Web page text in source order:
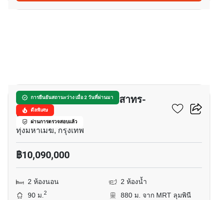
การยืนยันสถานะว่าง เมื่อ 2 วันที่ผ่านมา
ดีลพิเศษ
ผ่านการตรวจสอบแล้ว
ศุภาลัย โอเรียนทัล เพลส สาทร-
สวนพลู
ทุ่งมหาเมฆ, กรุงเทพ
฿10,090,000
2 ห้องนอน
2 ห้องน้ำ
90 ม.2
880 ม. จาก MRT ลุมพินี